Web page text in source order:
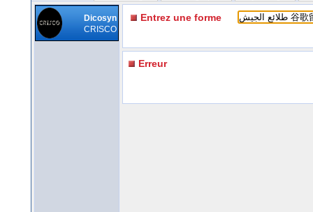
Dicosyn
CRISCO
Entrez une forme
Erreur